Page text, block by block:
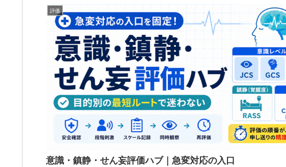
評価
意識・鎮静・せん妄評価ハブ｜急変対応の入口